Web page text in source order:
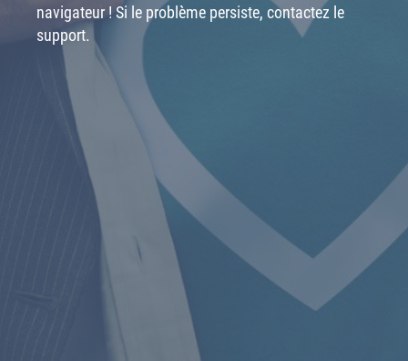
navigateur ! Si le problème persiste, contactez le
support.